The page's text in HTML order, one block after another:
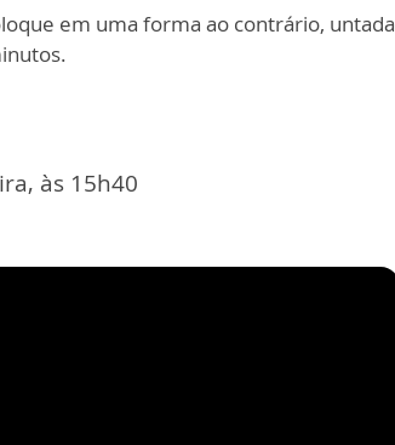
em uma forma ao contrário, untada
às 15h40